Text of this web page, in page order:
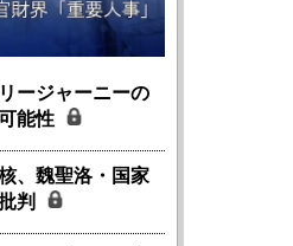
ージャーニーの
能性
、魏聖洛・国家
判